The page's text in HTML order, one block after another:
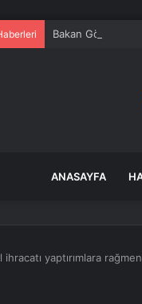
Bakan Göktaş:
ANASAYFA
ihracatı yaptırımlara